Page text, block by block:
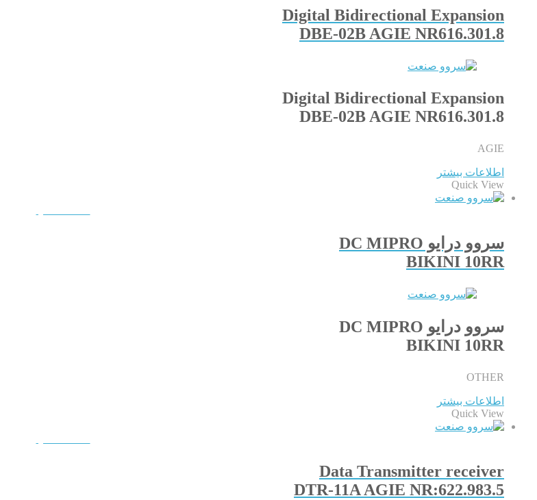
Digital Bidirectional Expansion
DBE-02B AGIE NR616.301.8
Digital Bidirectional Expansion
DBE-02B AGIE NR616.301.8
AGIE
اطلاعات بیشتر
Quick View
سروو درایو DC MIPRO
BIKINI 10RR
سروو درایو DC MIPRO
BIKINI 10RR
OTHER
اطلاعات بیشتر
Quick View
Data Transmitter receiver
DTR-11A AGIE NR:622.983.5